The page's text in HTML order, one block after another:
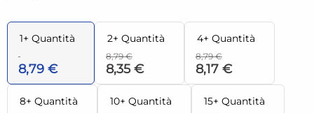
1+ Quantità
8,79 €
2+ Quantità
8,79 €
8,35 €
4+ Quantità
8,79 €
8,17 €
8+ Quantità 10+ Quantità 15+ Quantità